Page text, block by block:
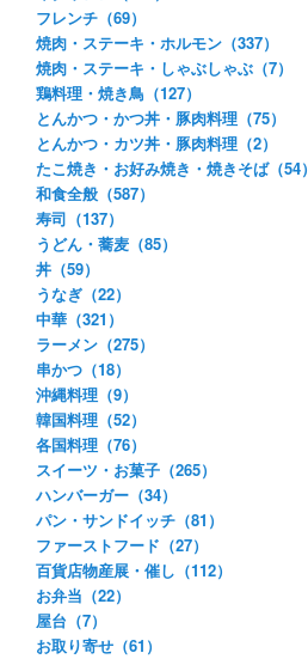
フレンチ（69）
焼肉・ステーキ・ホルモン（337）
焼肉・ステーキ・しゃぶしゃぶ（7）
鶏料理・焼き鳥（127）
とんかつ・かつ丼・豚肉料理（75）
とんかつ・カツ丼・豚肉料理（2）
たこ焼き・お好み焼き・焼きそば（54）
和食全般（587）
寿司（137）
うどん・蕎麦（85）
丼（59）
うなぎ（22）
中華（321）
ラーメン（275）
串かつ（18）
沖縄料理（9）
韓国料理（52）
各国料理（76）
スイーツ・お菓子（265）
ハンバーガー（34）
パン・サンドイッチ（81）
ファーストフード（27）
百貨店物産展・催し（112）
お弁当（22）
屋台（7）
お取り寄せ（61）